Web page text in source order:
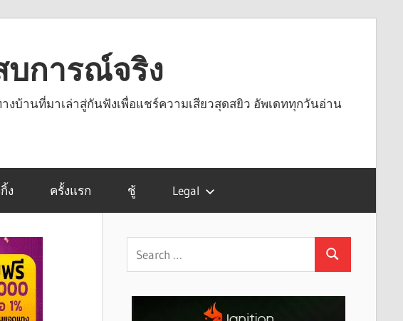
บการณ์จริง
งบ้านที่มาเล่าสู่กันฟังเพื่อแชร์ความเสียวสุดสยิว อัพเดททุกวันอ่าน
ง ครั้งแรก ชู้ Legal